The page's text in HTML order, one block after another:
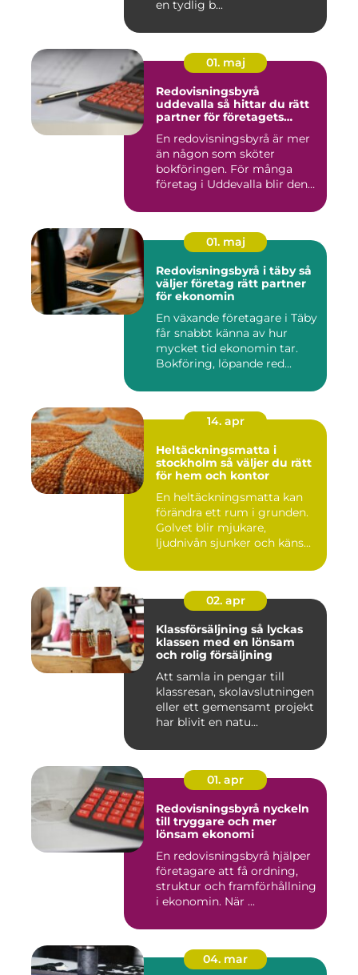
en tydlig b...
01. maj
Redovisningsbyrå
uddevalla så hittar du rätt
partner för företagets
En redovisningsbyrå är mer
än någon som sköter
bokföringen. För många
företag i Uddevalla blir den
01. maj
Redovisningsbyrå i täby så
väljer företag rätt partner
för ekonomin
En växande företagare i Täby
får snabbt känna av hur
mycket tid ekonomin tar.
Bokföring, löpande red...
14. apr
Heltäckningsmatta i
stockholm så väljer du rätt
för hem och kontor
En heltäckningsmatta kan
förändra ett rum i grunden.
Golvet blir mjukare,
ljudnivån sjunker och käns...
02. apr
Klassförsäljning så lyckas
klassen med en lönsam
och rolig försäljning
Att samla in pengar till
klassresan, skolavslutningen
eller ett gemensamt projekt
har blivit en natu...
01. apr
Redovisningsbyrå nyckeln
till tryggare och mer
lönsam ekonomi
En redovisningsbyrå hjälper
företagare att få ordning,
struktur och framförhållning
i ekonomin. När ...
04. mar